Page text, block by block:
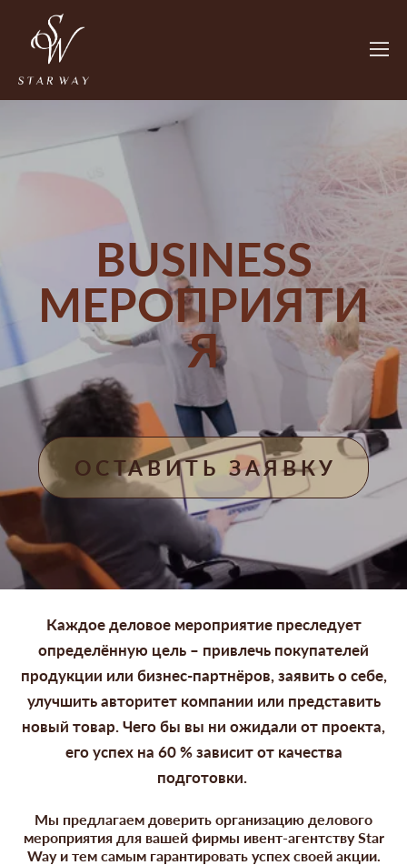
BUSINESS
МЕРОПРИЯТИ
Я
ОСТАВИТЬ ЗАЯВКУ
Каждое деловое мероприятие преследует
определённую цель – привлечь покупателей
продукции или бизнес-партнёров, заявить о себе,
улучшить авторитет компании или представить
новый товар. Чего бы вы ни ожидали от проекта,
его успех на 60 % зависит от качества
подготовки.
Мы предлагаем доверить организацию делового
мероприятия для вашей фирмы ивент-агентству Star
Way и тем самым гарантировать успех своей акции.